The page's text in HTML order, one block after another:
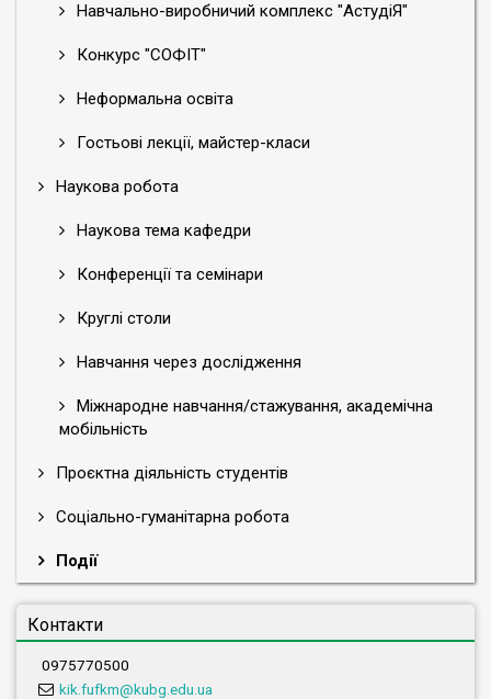
Навчально-виробничий комплекс "АстудіЯ"
Конкурс "СОФІТ"
Неформальна освіта
Гостьові лекції, майстер-класи
Наукова робота
Наукова тема кафедри
Конференції та семінари
Круглі столи
Навчання через дослідження
Міжнародне навчання/стажування, академічна
мобільність
Проєктна діяльність студентів
Соціально-гуманітарна робота
Події
Контакти
0975770500
kik.fufkm@kubg.edu.ua